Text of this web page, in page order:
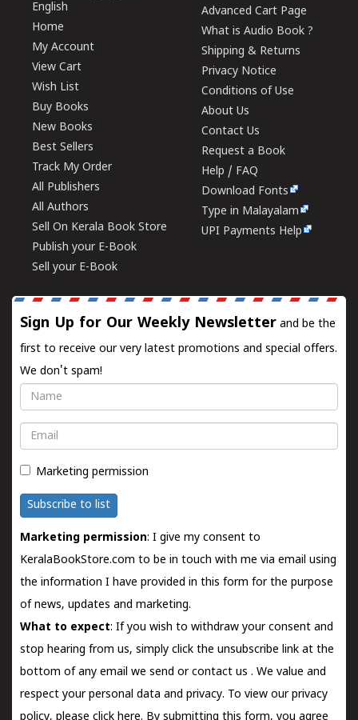
English
Home
My Account
View Cart
Wish List
Buy Books
New Books
Best Sellers
Track My Order
All Publishers
All Authors
Sell On Kerala Book Store
Publish your E-Book
Sell your E-Book
Advanced Cart Page
What is Audio Book ?
Shipping & Returns
Privacy Notice
Conditions of Use
About Us
Contact Us
Request a Book
Help / FAQ
Download Fonts
Type in Malayalam
UPI Payments Help
Sign Up for Our Weekly Newsletter and be the
first to receive our very latest promotions and special offers.
We don't spam!
Name
Email
Marketing permission
Subscribe to list
Marketing permission: I give my consent to
KeralaBookStore.com to be in touch with me via email using
the information I have provided in this form for the purpose
of news, updates and marketing.
What to expect: If you wish to withdraw your consent and
stop hearing from us, simply click the unsubscribe link at the
bottom of any email we send orcontact us . We value and
respect your personal data and privacy. To view our privacy
policy, please click here. By submitting this form, you agree